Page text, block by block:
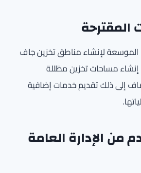
المقترحة
لإنشاء مناطق تخزين جاف
إنشاء مساحات تخزين مظللة
إلى ذلك تقديم خدمات إضافية
من الإدارة العامة